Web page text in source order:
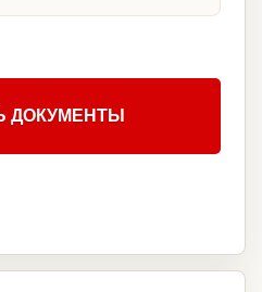
ДОКУМЕНТЫ